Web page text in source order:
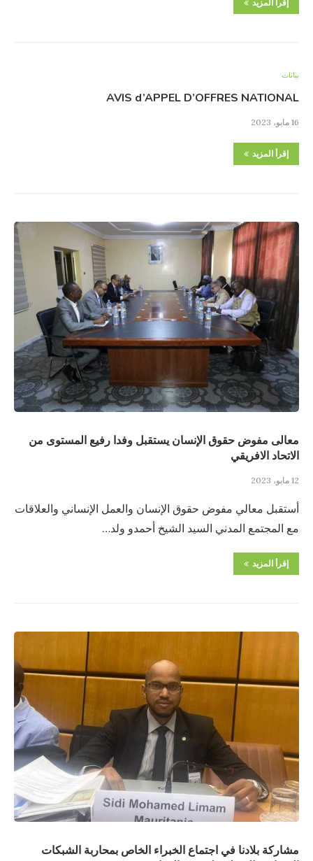
إقرأ المزيد
بيانات
AVIS d’APPEL D’OFFRES NATIONAL
16 مايو، 2023
إقرأ المزيد
معالى مفوض حقوق الإنسان يستقبل وفدا رفيع المستوى من
الاتحاد الافريقي
12 مايو، 2023
أستقبل معالي مفوض حقوق الإنسان والعمل الإنساني والعلاقات
مع المجتمع المدني السيد الشيخ أحمدو ولد…
إقرأ المزيد
مشاركة بلادنا في اجتماع الخبراء الخاص بمحاربة الشبكات